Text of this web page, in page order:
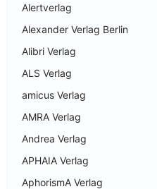
Alertverlag
Alexander Verlag Berlin
Alibri Verlag
ALS Verlag
amicus Verlag
AMRA Verlag
Andrea Verlag
APHAIA Verlag
AphorismA Verlag